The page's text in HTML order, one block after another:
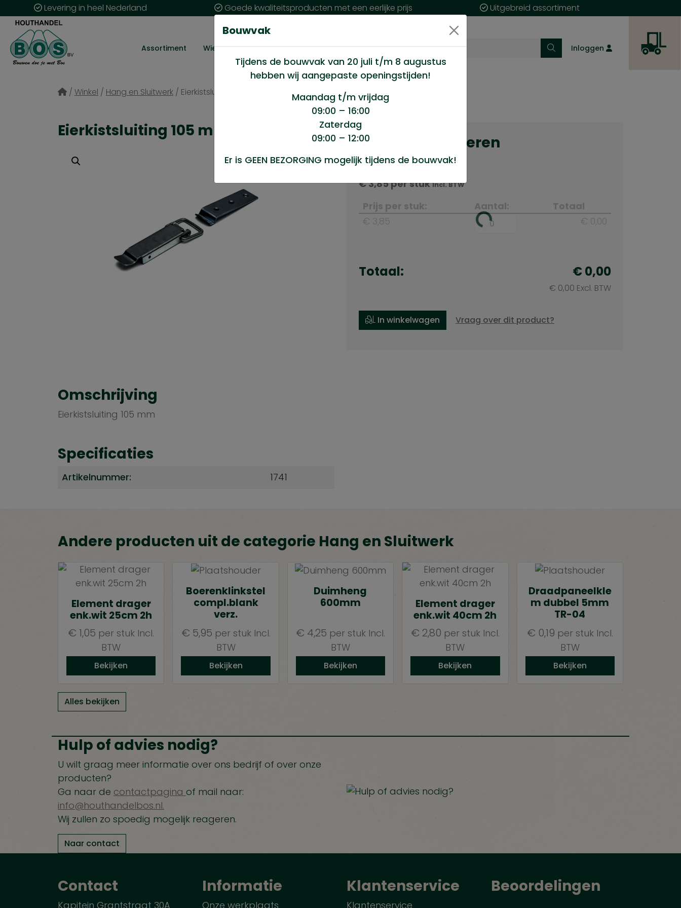
Levering in heel Nederland Goede kwaliteitsproducten met een eerlijke prijs Uitgebreid assortiment
Assortiment Wie zijn wij? Klantenservice Nieuws Inloggen
/ Winkel / Hang en Sluitwerk / Eierkistsluiting 105 mm
Eierkistsluiting 105 mm
Product selecteren
Eierkistsluiting 105 mm
€3,85per stukIncl. BTW
Prijs per stuk: Aantal:
Totaal
€ 3,85
€ 0,00
Totaal: € 0,00
€ 0,00 Excl. BTW
In winkelwagen Vraag over dit product?
Omschrijving
Eierkistsluiting 105 mm
Specificaties
Artikelnummer: 1741
Andere producten uit de categorie Hang en Sluitwerk
Element drager
enk.wit 25cm 2h
€ 1,05 per stuk Incl.
BTW
Bekijken
Boerenklinkstel
compl.blank
verz.
€ 5,95 per stuk Incl.
BTW
Bekijken
Duimheng
600mm
€ 4,25 per stuk Incl.
BTW
Bekijken
Element drager
enk.wit 40cm 2h
€ 2,80 per stuk Incl.
BTW
Bekijken
Draadpaneelkle
m dubbel 5mm
TR-04
€ 0,19 per stuk Incl.
BTW
Bekijken
Alles bekijken
Hulp of advies nodig?
U wilt graag meer informatie over ons bedrijf of over onze
producten?
Ga naar de contactpagina of mail naar:
info@houthandelbos.nl.
Wij zullen zo spoedig mogelijk reageren.
Naar contact
Contact
Kapitein Grantstraat 30A
Informatie
Onze werkplaats
Klantenservice
Klantenservice
Beoordelingen
Bouwvak
Tijdens de bouwvak van 20 juli t/m 8 augustus
hebben wij aangepaste openingstijden!
Maandag t/m vrijdag
09:00 – 16:00
Zaterdag
09:00 – 12:00
Er is GEEN BEZORGING mogelijk tijdens de bouwvak!